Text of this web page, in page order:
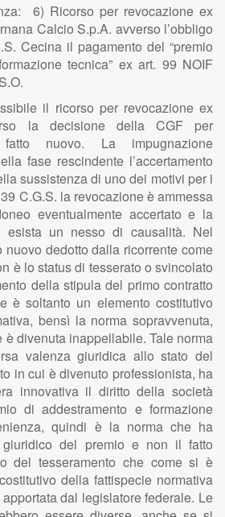
6) Ricorso per revocazione ex
Calcio S.p.A. avverso l’obbligo
Cecina il pagamento del “premio
tecnica” ex art. 99 NOIF
il ricorso per revocazione ex
la decisione della CGF per
nuovo. La impugnazione
fase rescindente l’accertamento
sussistenza di uno dei motivi per i
C.G.S. la revocazione è ammessa
eventualmente accertato e la
esista un nesso di causalità. Nel
dedotto dalla ricorrente come
è lo status di tesserato o svincolato
della stipula del primo contratto
è soltanto un elemento costitutivo
bensì la norma sopravvenuta,
divenuta inappellabile. Tale norma
valenza giuridica allo stato del
in cui è divenuto professionista, ha
innovativa il diritto della società
di addestramento e formazione
quindi è la norma che ha
del premio e non il fatto
del tesseramento che come si è
della fattispecie normativa
dal legislatore federale. Le